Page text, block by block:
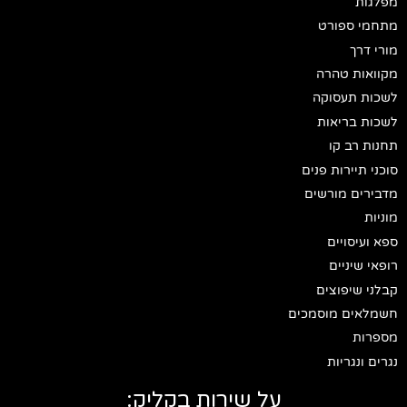
מתחמי ספורט
מורי דרך
מקוואות טהרה
לשכות תעסוקה
לשכות בריאות
תחנות רב קו
סוכני תיירות פנים
מדבירים מורשים
מוניות
ספא ועיסויים
רופאי שיניים
קבלני שיפוצים
חשמלאים מוסמכים
מספרות
נגרים ונגריות
על שירות בקליק: